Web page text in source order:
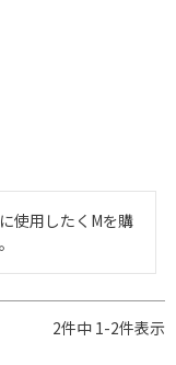
使用したくMを購
2件中 1-2件表示